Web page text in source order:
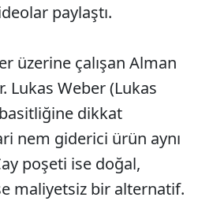
paylaştı.
üzerine çalışan Alman
Lukas Weber (Lukas
dikkat
nem giderici ürün aynı
poşeti ise doğal,
maliyetsiz bir alternatif.